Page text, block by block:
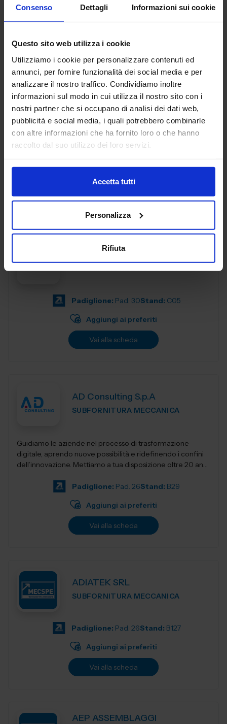
Consenso Dettagli Informazioni sui cookie
Questo sito web utilizza i cookie
Utilizziamo i cookie per personalizzare contenuti ed
annunci, per fornire funzionalità dei social media e per
analizzare il nostro traffico. Condividiamo inoltre
informazioni sul modo in cui utilizza il nostro sito con i
nostri partner che si occupano di analisi dei dati web,
pubblicità e social media, i quali potrebbero combinarle
con altre informazioni che ha fornito loro o che hanno
raccolto dal suo utilizzo dei loro servizi.
Accetta tutti
Personalizza
Rifiuta
Vai alla scheda
Abp Antriebstechnik GmbH
AUTOMAZIONE E ROBOTICA
abp Antriebstechnik GmbH delivers drive solutions that
keep your machines moving—precisely, reliably, and
efficiently. We specialize in shaft couplings, encoders and
motion control components de...
Aggiungi ai preferiti
Vai alla scheda
AUTOMAZIONE E ROBOTICA
Padiglione: Pad. 30Stand: C05
Aggiungi ai preferiti
Vai alla scheda
AD Consulting S.p.A
SUBFORNITURA MECCANICA
Guidiamo le aziende nel processo di trasformazione
digitale, aprendo nuove possibilità e ridefinendo i confini
dell’innovazione. Mettiamo a tua disposizione oltre 20 anni
Padiglione: Pad. 26Stand: B29
Aggiungi ai preferiti
Vai alla scheda
ADIATEK SRL
SUBFORNITURA MECCANICA
Padiglione: Pad. 26Stand: B127
Aggiungi ai preferiti
Vai alla scheda
AEP ASSEMBLAGGI